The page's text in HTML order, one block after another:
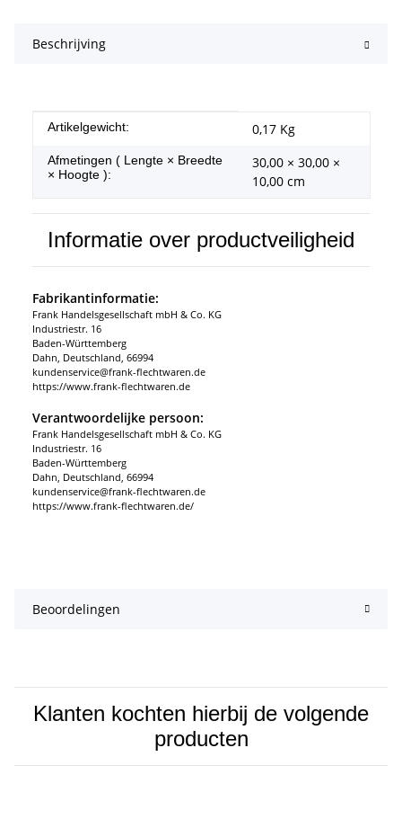
Beschrijving
#productDetails.itemInformation#
#productDetails.itemValue#
Artikelgewicht: 0,17 Kg
Afmetingen ( Lengte × Breedte
× Hoogte ):
30,00 × 30,00 ×
10,00 cm
Informatie over productveiligheid
Fabrikantinformatie:
Frank Handelsgesellschaft mbH & Co. KG
Industriestr. 16
Baden-Württemberg
Dahn, Deutschland, 66994
kundenservice@frank-flechtwaren.de
https://www.frank-flechtwaren.de
Verantwoordelijke persoon:
Frank Handelsgesellschaft mbH & Co. KG
Industriestr. 16
Baden-Württemberg
Dahn, Deutschland, 66994
kundenservice@frank-flechtwaren.de
https://www.frank-flechtwaren.de/
Beoordelingen
Klanten kochten hierbij de volgende
producten